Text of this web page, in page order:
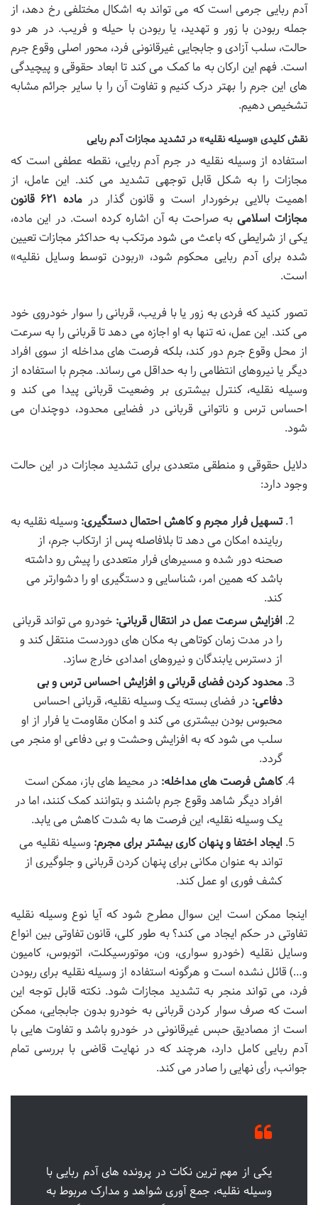
آدم ربایی جرمی است که می تواند به اشکال مختلفی رخ دهد، از
جمله ربودن با زور و تهدید، یا ربودن با حیله و فریب. در هر دو
حالت، سلب آزادی و جابجایی غیرقانونی فرد، محور اصلی وقوع جرم
است. فهم این ارکان به ما کمک می کند تا ابعاد حقوقی و پیچیدگی
های این جرم را بهتر درک کنیم و تفاوت آن را با سایر جرائم مشابه
تشخیص دهیم.
نقش کلیدی «وسیله نقلیه» در تشدید مجازات آدم ربایی
استفاده از وسیله نقلیه در جرم آدم ربایی، نقطه عطفی است که
مجازات را به شکل قابل توجهی تشدید می کند. این عامل، از
اهمیت بالایی برخوردار است و قانون گذار در
ماده ۶۲۱ قانون
مجازات اسلامی به صراحت به آن اشاره کرده است. در این ماده،
یکی از شرایطی که باعث می شود مرتکب به حداکثر مجازات تعیین
شده برای آدم ربایی محکوم شود، «ربودن توسط وسایل نقلیه»
است.
تصور کنید که فردی به زور یا با فریب، قربانی را سوار خودروی خود
می کند. این عمل، نه تنها به او اجازه می دهد تا قربانی را به سرعت
از محل وقوع جرم دور کند، بلکه فرصت های مداخله از سوی افراد
دیگر یا نیروهای انتظامی را به حداقل می رساند. مجرم با استفاده از
وسیله نقلیه، کنترل بیشتری بر وضعیت قربانی پیدا می کند و
احساس ترس و ناتوانی قربانی در فضایی محدود، دوچندان می
شود.
دلایل حقوقی و منطقی متعددی برای تشدید مجازات در این حالت
وجود دارد:
تسهیل فرار مجرم و کاهش احتمال دستگیری: وسیله نقلیه به
رباینده امکان می دهد تا بلافاصله پس از ارتکاب جرم، از
صحنه دور شده و مسیرهای فرار متعددی را پیش رو داشته
باشد که همین امر، شناسایی و دستگیری او را دشوارتر می
کند.
افزایش سرعت عمل در انتقال قربانی: خودرو می تواند قربانی
را در مدت زمان کوتاهی به مکان های دوردست منتقل کند و
از دسترس یابندگان و نیروهای امدادی خارج سازد.
محدود کردن فضای قربانی و افزایش احساس ترس و بی
دفاعی: در فضای بسته یک وسیله نقلیه، قربانی احساس
محبوس بودن بیشتری می کند و امکان مقاومت یا فرار از او
سلب می شود که به افزایش وحشت و بی دفاعی او منجر می
گردد.
کاهش فرصت های مداخله: در محیط های باز، ممکن است
افراد دیگر شاهد وقوع جرم باشند و بتوانند کمک کنند، اما در
یک وسیله نقلیه، این فرصت ها به شدت کاهش می یابد.
ایجاد اختفا و پنهان کاری بیشتر برای مجرم: وسیله نقلیه می
تواند به عنوان مکانی برای پنهان کردن قربانی و جلوگیری از
کشف فوری او عمل کند.
اینجا ممکن است این سوال مطرح شود که آیا نوع وسیله نقلیه
تفاوتی در حکم ایجاد می کند؟ به طور کلی، قانون تفاوتی بین انواع
وسایل نقلیه (خودرو سواری، ون، موتورسیکلت، اتوبوس، کامیون
و…) قائل نشده است و هرگونه استفاده از وسیله نقلیه برای ربودن
فرد، می تواند منجر به تشدید مجازات شود. نکته قابل توجه این
است که صرف سوار کردن قربانی به خودرو بدون جابجایی، ممکن
است از مصادیق حبس غیرقانونی در خودرو باشد و تفاوت هایی با
آدم ربایی کامل دارد، هرچند که در نهایت قاضی با بررسی تمام
جوانب، رأی نهایی را صادر می کند.
یکی از مهم ترین نکات در پرونده های آدم ربایی با
وسیله نقلیه، جمع آوری شواهد و مدارک مربوط به